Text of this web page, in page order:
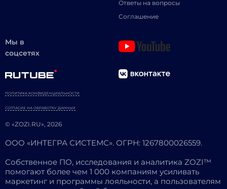
Ответы на вопросы
Соглашение
Мы в
соцсетях
© «ZOZI.RU», 2026
ПОЛИТИКА КОНФИДЕНЦИАЛЬНОСТИ
СОГЛАСИЕ НА ОБРАБОТКУ ДАННЫХ
ООО «ИНТЕГРА СИСТЕМС». ОГРН: 1267800026559.
Собственное ПО, исследования и аналитика ZOZI™
помогают более чем 1 000 компаниям усиливать
маркетинг и программы лояльности, а пользователям